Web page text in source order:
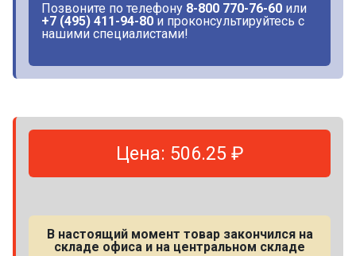
Позвоните по телефону 8-800 770-76-60 или
+7 (495) 411-94-80 и проконсультируйтесь с
нашими специалистами!
Цена: 506.25 ₽
В настоящий момент товар закончился на
складе офиса и на центральном складе